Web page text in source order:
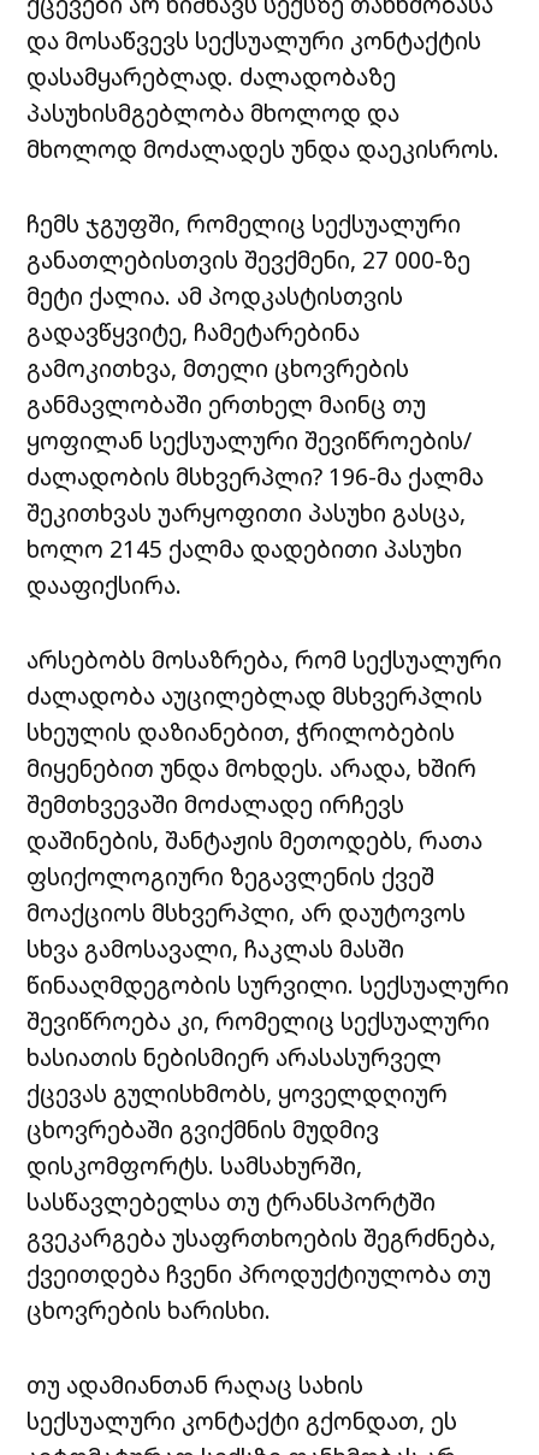
და მოსაწვევს სექსუალური კონტაქტის
დასამყარებლად. ძალადობაზე
პასუხისმგებლობა მხოლოდ და
მხოლოდ მოძალადეს უნდა დაეკისროს.
ჩემს ჯგუფში, რომელიც სექსუალური
განათლებისთვის შევქმენი, 27 000-ზე
მეტი ქალია. ამ პოდკასტისთვის
გადავწყვიტე, ჩამეტარებინა
გამოკითხვა, მთელი ცხოვრების
განმავლობაში ერთხელ მაინც თუ
ყოფილან სექსუალური შევიწროების/
ძალადობის მსხვერპლი? 196-მა ქალმა
შეკითხვას უარყოფითი პასუხი გასცა,
ხოლო 2145 ქალმა დადებითი პასუხი
დააფიქსირა.
არსებობს მოსაზრება, რომ სექსუალური
ძალადობა აუცილებლად მსხვერპლის
სხეულის დაზიანებით, ჭრილობების
მიყენებით უნდა მოხდეს. არადა, ხშირ
შემთხვევაში მოძალადე ირჩევს
დაშინების, შანტაჟის მეთოდებს, რათა
ფსიქოლოგიური ზეგავლენის ქვეშ
მოაქციოს მსხვერპლი, არ დაუტოვოს
სხვა გამოსავალი, ჩაკლას მასში
წინააღმდეგობის სურვილი. სექსუალური
შევიწროება კი, რომელიც სექსუალური
ხასიათის ნებისმიერ არასასურველ
ქცევას გულისხმობს, ყოველდღიურ
ცხოვრებაში გვიქმნის მუდმივ
დისკომფორტს. სამსახურში,
სასწავლებელსა თუ ტრანსპორტში
გვეკარგება უსაფრთხოების შეგრძნება,
ქვეითდება ჩვენი პროდუქტიულობა თუ
ცხოვრების ხარისხი.
თუ ადამიანთან რაღაც სახის
სექსუალური კონტაქტი გქონდათ, ეს